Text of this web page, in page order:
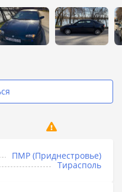
ПМР (Приднестровье)
Тирасполь